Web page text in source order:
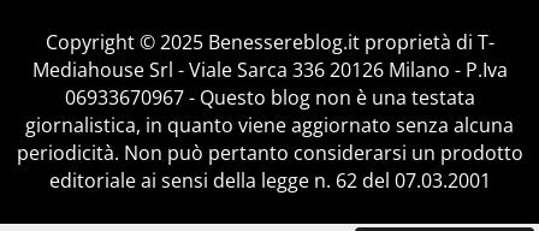
Copyright © 2025 Benessereblog.it proprietà di T-
Mediahouse Srl - Viale Sarca 336 20126 Milano - P.Iva
06933670967 - Questo blog non è una testata
giornalistica, in quanto viene aggiornato senza alcuna
periodicità. Non può pertanto considerarsi un prodotto
editoriale ai sensi della legge n. 62 del 07.03.2001